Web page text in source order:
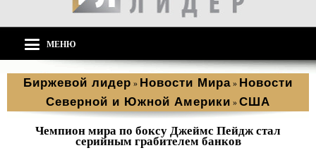
МЕНЮ
Биржевой лидер » Новости Мира » Новости
Северной и Южной Америки » США
Чемпион мира по боксу Джеймс Пейдж стал
серийным грабителем банков